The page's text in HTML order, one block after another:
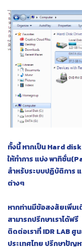
ทั้งนี้ หากเป็น Hard
ให้ทำการ แบ่ง พาทิชั่น
สำหรับระบบปฏิบัติการ
ต่างๆ
หากท่านมีข้อสงสัยเพิ่ม
สามารถปรึกษาเราได้ฟรี
ติดต่อเราที่ IDR LAB
ประเทศไทย ปรึกษาปัญ